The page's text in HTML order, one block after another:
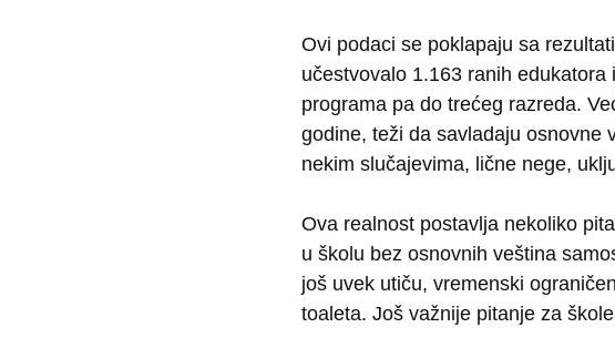
Ovi podaci se poklapaju sa
učestvovalo 1.163 ranih
programa pa do trećeg razreda.
godine, teži da savladaju
nekim slučajevima, lične nege,
Ova realnost postavlja nekoliko
u školu bez osnovnih veština
još uvek utiču, vremenski
toaleta. Još važnije pitanje za